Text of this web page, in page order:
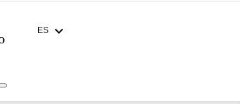
ES expand_more